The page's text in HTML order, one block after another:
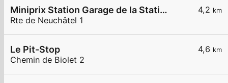
4,2 km
Miniprix Station Garage de la Station
Rte de Neuchâtel 1
4,6 km
Le Pit-Stop
Chemin de Biolet 2